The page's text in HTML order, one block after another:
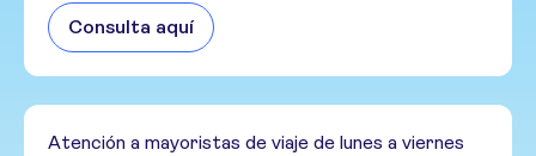
Consulta aquí
Atención a mayoristas de viaje de lunes a viernes